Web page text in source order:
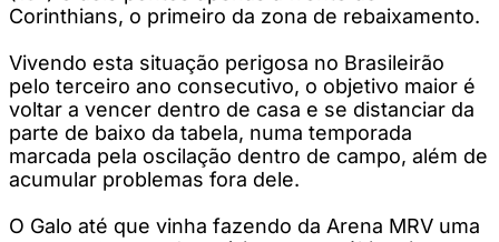
Corinthians, o primeiro da zona de rebaixamento.
Vivendo esta situação perigosa no Brasileirão
pelo terceiro ano consecutivo, o objetivo maior é
voltar a vencer dentro de casa e se distanciar da
parte de baixo da tabela, numa temporada
marcada pela oscilação dentro de campo, além de
acumular problemas fora dele.
O Galo até que vinha fazendo da Arena MRV uma